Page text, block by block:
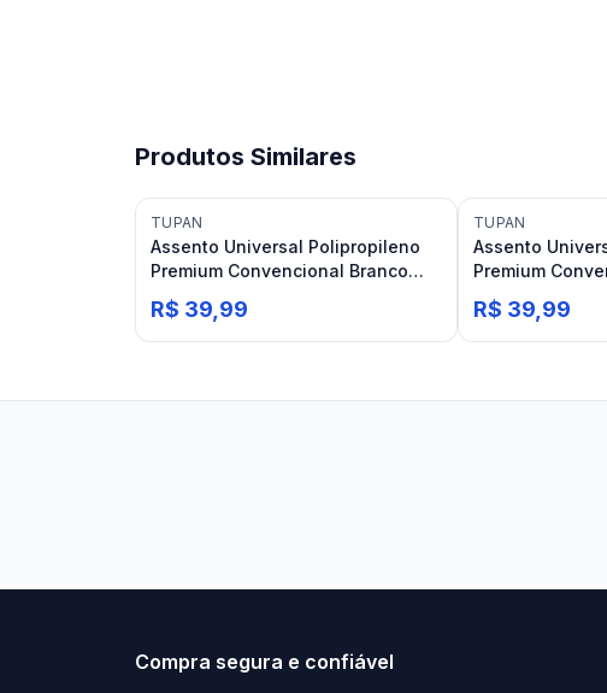
Produtos Similares
TUPAN
Assento Universal Polipropileno
Premium Convencional Branco
Tupan
R$ 39,99
TUPAN
Assento
Premium
Tupan
R$ 39,99
Compra segura e confiável